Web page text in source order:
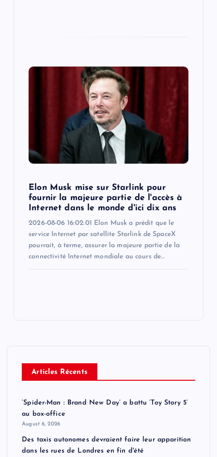
Elon Musk mise sur Starlink pour
fournir la majeure partie de l'accès à
Internet dans le monde d'ici dix ans
2026-08-06 16:02:01 Elon Musk a prédit que le
service Internet par satellite Starlink de SpaceX
pourrait, à terme, assurer la majeure partie de la
connectivité Internet mondiale au cours de…
Articles Récents
‘Spider-Man : Brand New Day’ a battu ‘Toy Story 5’
au box-office
August 6, 2026
Des taxis autonomes devraient faire leur apparition
dans les rues de Londres en fin d'été